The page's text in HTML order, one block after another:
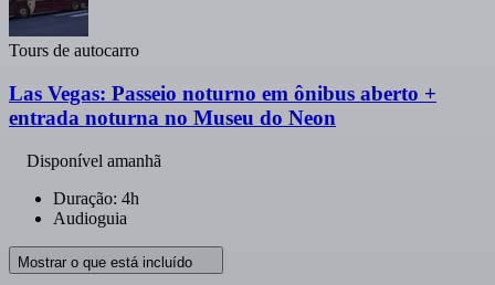
Tours de autocarro
Las Vegas: Passeio noturno em ônibus aberto +
entrada noturna no Museu do Neon
Disponível amanhã
Duração: 4h
Audioguia
Mostrar o que está incluído